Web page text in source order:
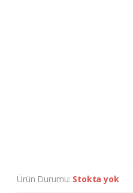
Ürün Durumu: Stokta yok